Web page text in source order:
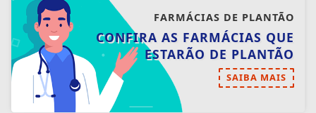
FARMÁCIAS DE PLANTÃO
CONFIRA AS FARMÁCIAS QUE
ESTARÃO DE PLANTÃO
SAIBA MAIS